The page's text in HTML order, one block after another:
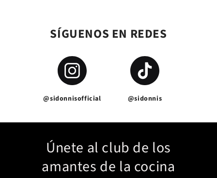
SÍGUENOS EN REDES
@sidonnisofficial @sidonnis
Únete al club de los
amantes de la cocina